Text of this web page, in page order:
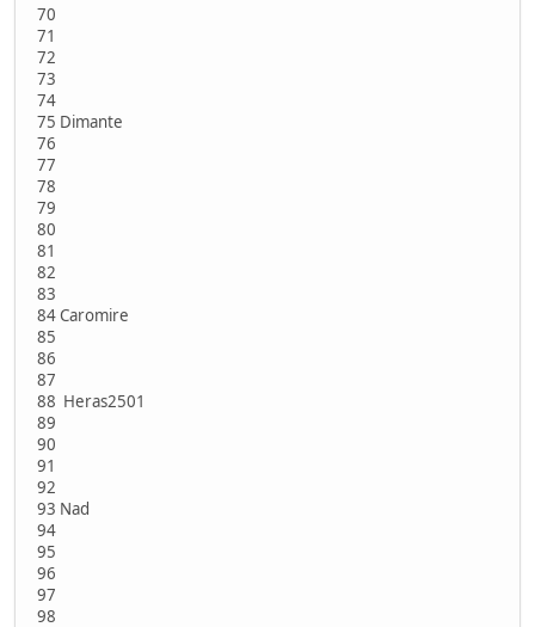
70
71
72
73
74
75 Dimante
76
77
78
79
80
81
82
83
84 Caromire
85
86
87
88 Heras2501
89
90
91
92
93 Nad
94
95
96
97
98